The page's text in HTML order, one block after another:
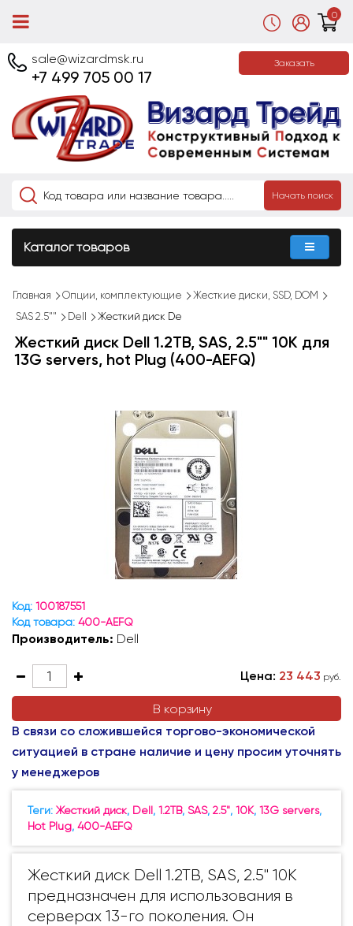
0
sale@wizardmsk.ru
+7 499 705 00 17
Заказать
Начать поиск
Каталог товаров
Главная Опции, комплектующие
Жесткие диски, SSD, DOM
SAS 2.5""
Dell Жесткий диск De
Жесткий диск Dell 1.2TB, SAS, 2.5"" 10K для
13G servers, hot Plug (400-AEFQ)
Код: 100187551
Код товара: 400-AEFQ
Производитель: Dell
В корзину
Цена: 23 443 руб.
В связи со сложившейся торгово-экономической
ситуацией в стране наличие и цену просим уточнять
у менеджеров
Теги: Жесткий диск, Dell, 1.2TB, SAS, 2.5", 10K, 13G servers,
Hot Plug, 400-AEFQ
Жесткий диск Dell 1.2TB, SAS, 2.5" 10K
предназначен для использования в
серверах 13-го поколения. Он